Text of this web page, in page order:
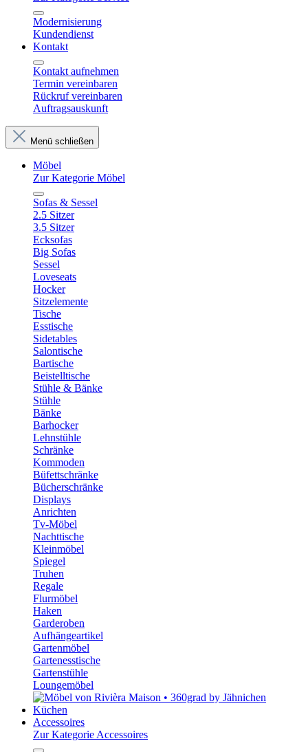
Modernisierung
Kundendienst
Kontakt
Kontakt aufnehmen
Termin vereinbaren
Rückruf vereinbaren
Auftragsauskunft
Menü schließen
Möbel
Zur Kategorie Möbel
Sofas & Sessel
2.5 Sitzer
3.5 Sitzer
Ecksofas
Big Sofas
Sessel
Loveseats
Hocker
Sitzelemente
Tische
Esstische
Sidetables
Salontische
Bartische
Beistelltische
Stühle & Bänke
Stühle
Bänke
Barhocker
Lehnstühle
Schränke
Kommoden
Büfettschränke
Bücherschränke
Displays
Anrichten
Tv-Möbel
Nachttische
Kleinmöbel
Spiegel
Truhen
Regale
Flurmöbel
Haken
Garderoben
Aufhängeartikel
Gartenmöbel
Gartenesstische
Gartenstühle
Loungemöbel
Küchen
Accessoires
Zur Kategorie Accessoires